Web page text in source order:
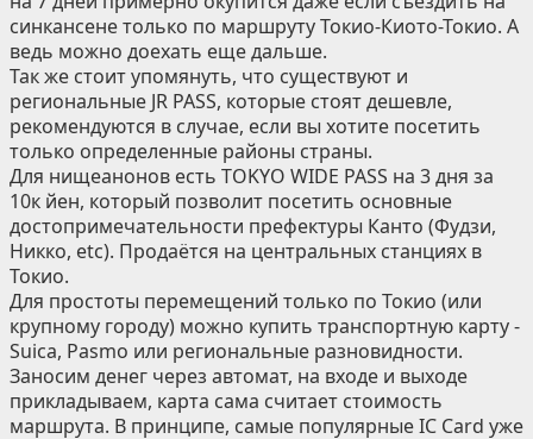
синкансене только по маршруту Токио-Киото-Токио. А
ведь можно доехать еще дальше.
Так же стоит упомянуть, что существуют и
региональные JR PASS, которые стоят дешевле,
рекомендуются в случае, если вы хотите посетить
только определенные районы страны.
Для нищеанонов есть TOKYO WIDE PASS на 3 дня за
10к йен, который позволит посетить основные
достопримечательности префектуры Канто (Фудзи,
Никко, etc). Продаётся на центральных станциях в
Токио.
Для простоты перемещений только по Токио (или
крупному городу) можно купить транспортную карту -
Suica, Pasmo или региональные разновидности.
Заносим денег через автомат, на входе и выходе
прикладываем, карта сама считает стоимость
маршрута. В принципе, самые популярные IC Card уже